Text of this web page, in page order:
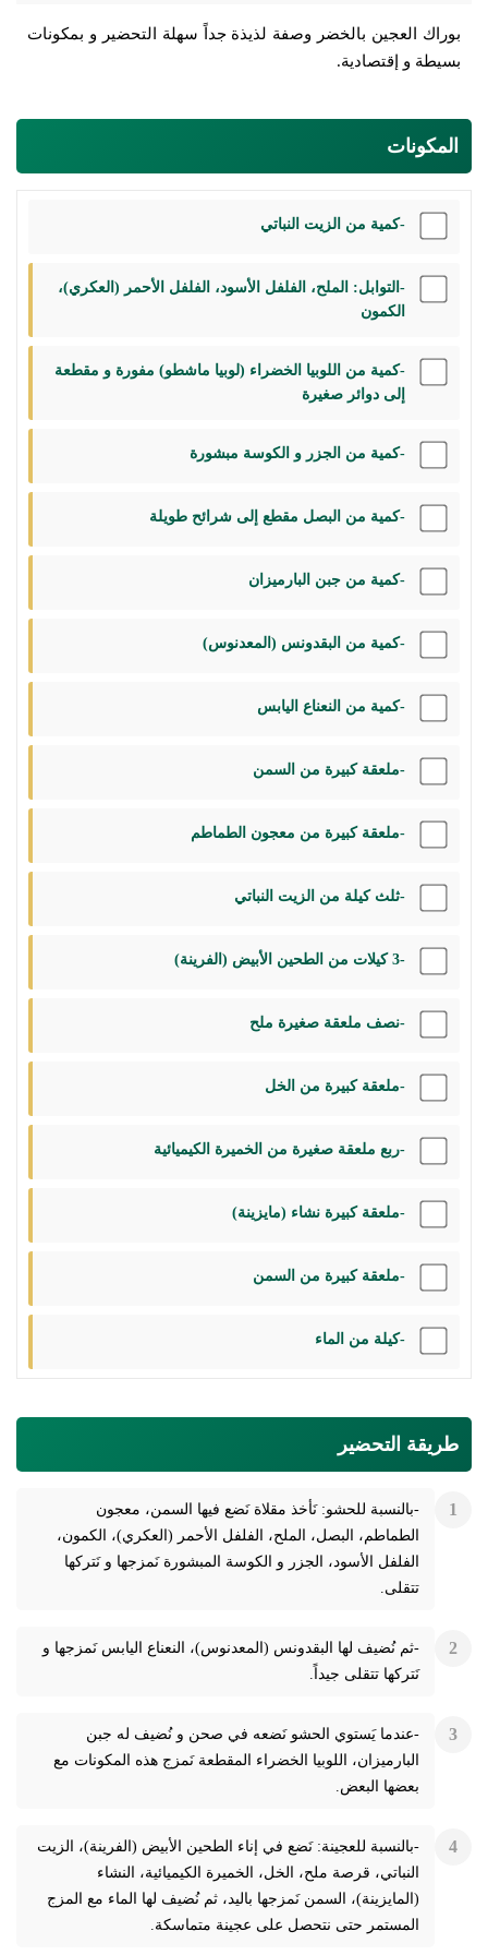
بوراك العجين بالخضر وصفة لذيذة جداً سهلة التحضير و بمكونات
بسيطة و إقتصادية.
المكونات
-كمية من الزيت النباتي
-التوابل: الملح، الفلفل الأسود، الفلفل الأحمر (العكري)،
الكمون
-كمية من اللوبيا الخضراء (لوبيا ماشطو) مفورة و مقطعة
إلى دوائر صغيرة
-كمية من الجزر و الكوسة مبشورة
-كمية من البصل مقطع إلى شرائح طويلة
-كمية من جبن البارميزان
-كمية من البقدونس (المعدنوس)
-كمية من النعناع اليابس
-ملعقة كبيرة من السمن
-ملعقة كبيرة من معجون الطماطم
-ثلث كيلة من الزيت النباتي
-3 كيلات من الطحين الأبيض (الفرينة)
-نصف ملعقة صغيرة ملح
-ملعقة كبيرة من الخل
-ربع ملعقة صغيرة من الخميرة الكيميائية
-ملعقة كبيرة نشاء (مايزينة)
-ملعقة كبيرة من السمن
-كيلة من الماء
طريقة التحضير
-بالنسبة للحشو: نَأخذ مقلاة نَضع فيها السمن، معجون
الطماطم، البصل، الملح، الفلفل الأحمر (العكري)، الكمون،
الفلفل الأسود، الجزر و الكوسة المبشورة نَمزجها و نَتركها
تتقلى.
-ثم نُضيف لها البقدونس (المعدنوس)، النعناع اليابس نَمزجها و
نَتركها تتقلى جيداً.
-عندما يَستوي الحشو نَضعه في صحن و نُضيف له جبن
البارميزان، اللوبيا الخضراء المقطعة نَمزج هذه المكونات مع
بعضها البعض.
-بالنسبة للعجينة: نَضع في إناء الطحين الأبيض (الفرينة)، الزيت
النباتي، قرصة ملح، الخل، الخميرة الكيميائية، النشاء
(المايزينة)، السمن نَمزجها باليد، ثم نُضيف لها الماء مع المزج
المستمر حتى نتحصل على عجينة متماسكة.